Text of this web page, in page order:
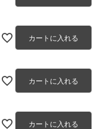
カートに入れる
カートに入れる
カートに入れる